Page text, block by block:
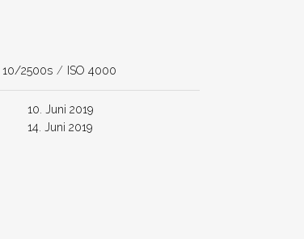
10/2500s / ISO 4000
10. Juni 2019
14. Juni 2019